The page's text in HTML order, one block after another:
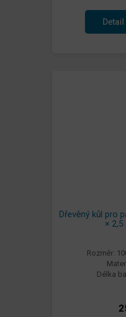
Dřevěný kůl pro
× 2,5
Rozměr:
Délka